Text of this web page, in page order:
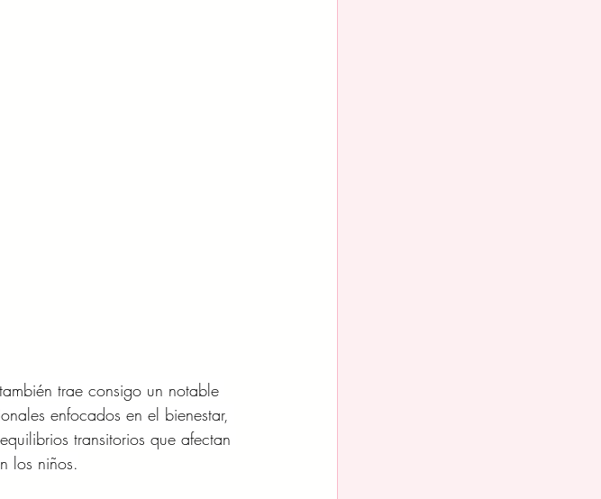
trae consigo un notable
enfocados en el bienestar,
transitorios que afectan
los niños.